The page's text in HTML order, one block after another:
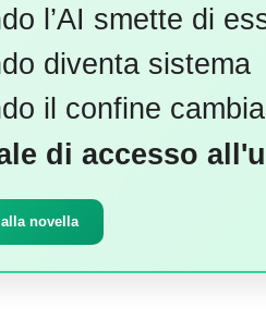
l’AI smette di
diventa sistema
il confine
di accesso
novella